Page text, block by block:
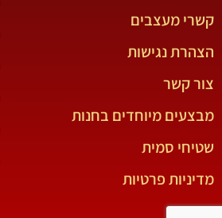
קשרי מעצבים
הצהרת נגישות
צור קשר
מבצעים מיוחדים בחנות
שטיחי סמית
מדיניות פרטיות